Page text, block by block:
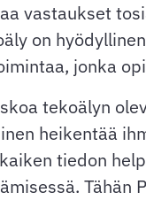
vastaukset
on
jonka
tekoälyn
heikentää
tiedon
Tähän